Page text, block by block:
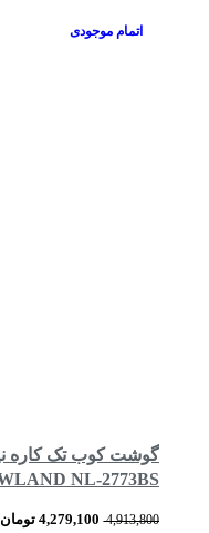
اتمام موجودی
NL-2773BS
4,913,800
4,279,100 تومان